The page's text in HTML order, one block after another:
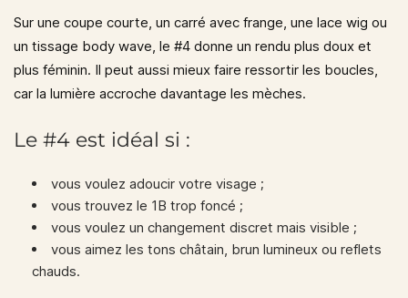
Sur une coupe courte, un carré avec frange, une lace wig ou
un tissage body wave, le #4 donne un rendu plus doux et
plus féminin. Il peut aussi mieux faire ressortir les boucles,
car la lumière accroche davantage les mèches.
Le #4 est idéal si :
vous voulez adoucir votre visage ;
vous trouvez le 1B trop foncé ;
vous voulez un changement discret mais visible ;
vous aimez les tons châtain, brun lumineux ou reflets
chauds.